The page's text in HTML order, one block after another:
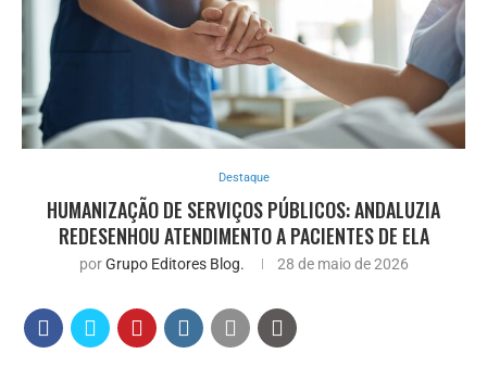
Destaque
HUMANIZAÇÃO DE SERVIÇOS PÚBLICOS: ANDALUZIA
REDESENHOU ATENDIMENTO A PACIENTES DE ELA
porGrupo Editores Blog. 28 de maio de 2026